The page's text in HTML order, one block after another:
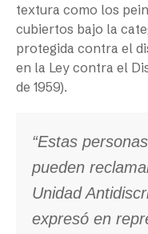
textura como los
cubiertos bajo la
protegida contra el
en la Ley contra el
de 1959).
“Estas
pueden
Unidad
expresó en